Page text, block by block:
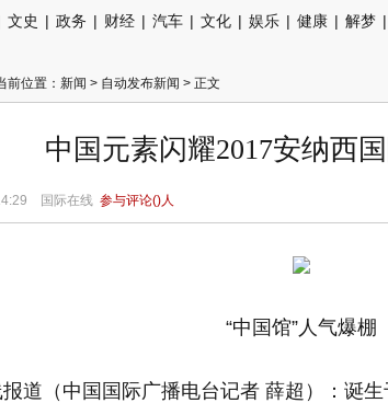
文史 | 政务 | 财经 | 汽车 | 文化 | 娱乐 | 健康 | 解梦 |
前位置： 新闻 > 自动发布新闻 > 正文
中国元素闪耀2017安纳西
国际在线 参与评论()人
“中国馆”人气爆棚
报道（中国国际广播电台记者 薛超）：诞